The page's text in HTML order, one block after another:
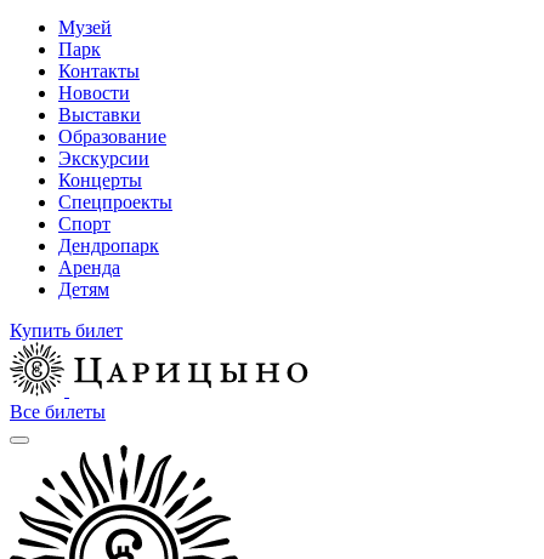
Музей
Парк
Контакты
Новости
Выставки
Образование
Экскурсии
Концерты
Спецпроекты
Спорт
Дендропарк
Аренда
Детям
Купить билет
Все билеты